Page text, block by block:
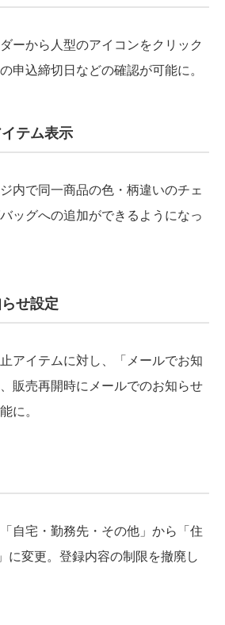
ーから人型のアイコンをクリック
申込締切日などの確認が可能に。
テム表示
内で同一商品の色・柄違いのチェ
ッグへの追加ができるようになっ
せ設定
アイテムに対し、「メールでお知
販売再開時にメールでのお知らせ
に。
自宅・勤務先・その他」から「住
に変更。登録内容の制限を撤廃し